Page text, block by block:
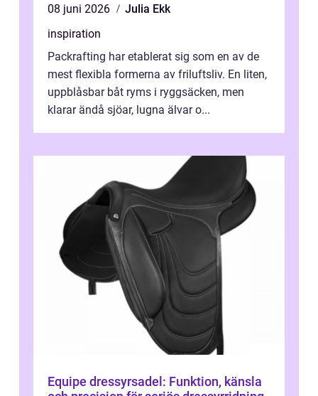
08 juni 2026
Julia Ekk
inspiration
Packrafting har etablerat sig som en av de
mest flexibla formerna av friluftsliv. En liten,
uppblåsbar båt ryms i ryggsäcken, men
klarar ändå sjöar, lugna älvar o...
Equipe dressyrsadel: Funktion, känsla